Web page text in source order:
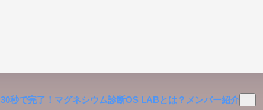
30秒で完了！マグネシウム診断OS LABとは？ メンバー紹介